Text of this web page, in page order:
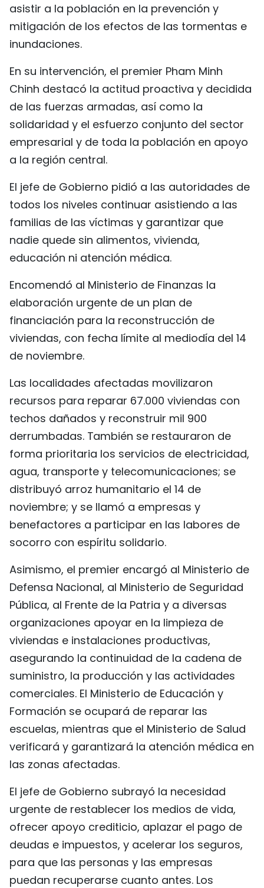
asistir a la población en la prevención y
mitigación de los efectos de las tormentas e
inundaciones.
En su intervención, el premier Pham Minh
Chinh destacó la actitud proactiva y decidida
de las fuerzas armadas, así como la
solidaridad y el esfuerzo conjunto del sector
empresarial y de toda la población en apoyo
a la región central.
El jefe de Gobierno pidió a las autoridades de
todos los niveles continuar asistiendo a las
familias de las víctimas y garantizar que
nadie quede sin alimentos, vivienda,
educación ni atención médica.
Encomendó al Ministerio de Finanzas la
elaboración urgente de un plan de
financiación para la reconstrucción de
viviendas, con fecha límite al mediodía del 14
de noviembre.
Las localidades afectadas movilizaron
recursos para reparar 67.000 viviendas con
techos dañados y reconstruir mil 900
derrumbadas. También se restauraron de
forma prioritaria los servicios de electricidad,
agua, transporte y telecomunicaciones; se
distribuyó arroz humanitario el 14 de
noviembre; y se llamó a empresas y
benefactores a participar en las labores de
socorro con espíritu solidario.
Asimismo, el premier encargó al Ministerio de
Defensa Nacional, al Ministerio de Seguridad
Pública, al Frente de la Patria y a diversas
organizaciones apoyar en la limpieza de
viviendas e instalaciones productivas,
asegurando la continuidad de la cadena de
suministro, la producción y las actividades
comerciales. El Ministerio de Educación y
Formación se ocupará de reparar las
escuelas, mientras que el Ministerio de Salud
verificará y garantizará la atención médica en
las zonas afectadas.
El jefe de Gobierno subrayó la necesidad
urgente de restablecer los medios de vida,
ofrecer apoyo crediticio, aplazar el pago de
deudas e impuestos, y acelerar los seguros,
para que las personas y las empresas
puedan recuperarse cuanto antes. Los